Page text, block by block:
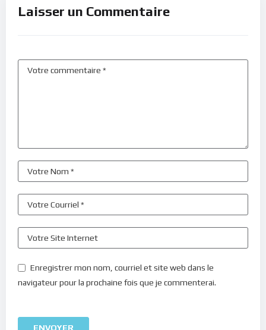
Laisser un Commentaire
Enregistrer mon nom, courriel et site web dans le
navigateur pour la prochaine fois que je commenterai.